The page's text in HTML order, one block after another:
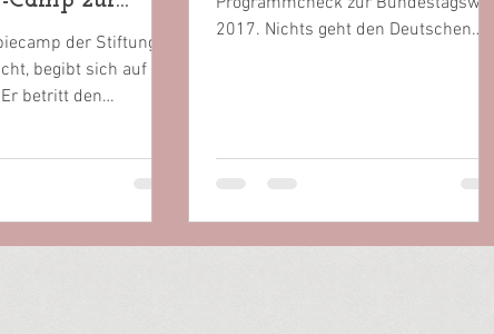
der Stiftung
begibt sich auf
betritt den
2017. Nichts geht den Deutschen